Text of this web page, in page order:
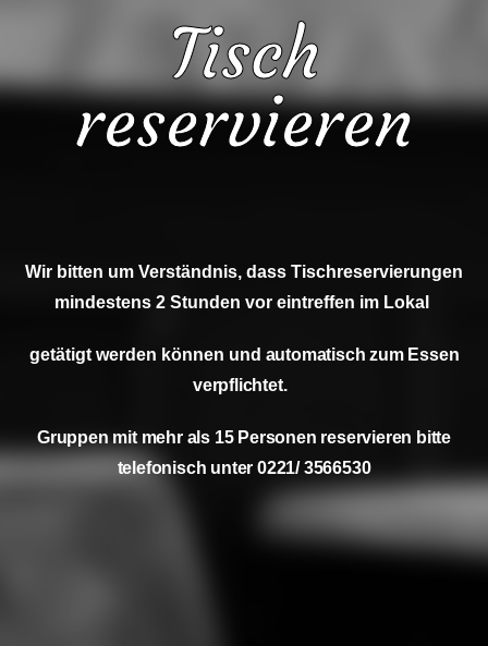
Tisch
reservieren
Wir bitten um Verständnis, dass Tischreservierungen
mindestens 2 Stunden vor eintreffen im Lokal
getätigt werden können und automatisch zum Essen
verpflichtet.
Gruppen mit mehr als 15 Personen reservieren bitte
telefonisch unter 0221/ 3566530